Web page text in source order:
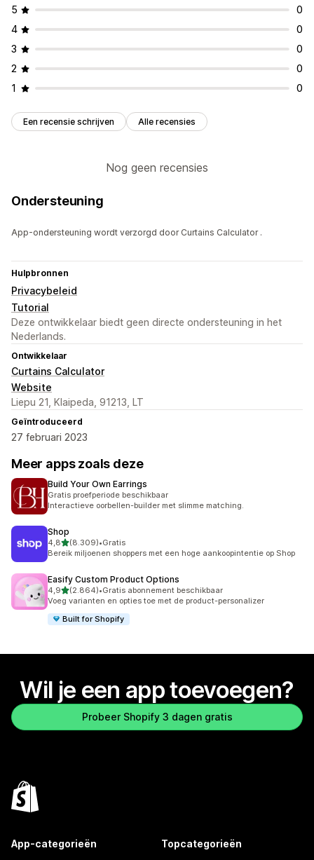
5
0
4
0
3
0
2
0
1
0
Een recensie schrijven Alle recensies
Nog geen recensies
Ondersteuning
App-ondersteuning wordt verzorgd door Curtains Calculator .
Hulpbronnen
Privacybeleid
Tutorial
Deze ontwikkelaar biedt geen directe ondersteuning in het
Nederlands.
Ontwikkelaar
Curtains Calculator
Website
Liepu 21, Klaipeda, 91213, LT
Geïntroduceerd
27 februari 2023
Meer apps zoals deze
Build Your Own Earrings
Gratis proefperiode beschikbaar
Interactieve oorbellen-builder met slimme matching.
Shop
4,8van 5 sterren
(8.309)
8309 recensies in totaal
•Gratis
Bereik miljoenen shoppers met een hoge aankoopintentie op Shop
Easify Custom Product Options
4,9van 5 sterren
(2.864)
2864 recensies in totaal
•Gratis abonnement beschikbaar
Voeg varianten en opties toe met de product-personalizer
Built for Shopify
Wil je een app toevoegen?
Probeer Shopify 3 dagen gratis
App-categorieën Topcategorieën